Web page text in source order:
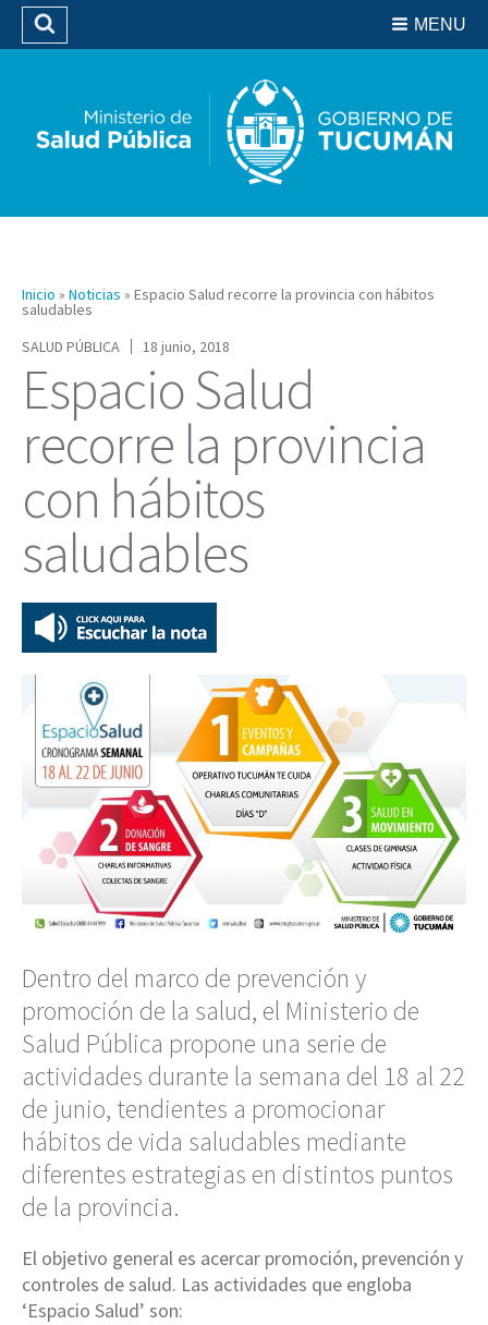
Biblioteca
MENU
Buscar
Inicio » Noticias » Espacio Salud recorre la provincia con hábitos
saludables
SALUD PÚBLICA
18 junio, 2018
Espacio Salud
recorre la provincia
con hábitos
saludables
Dentro del marco de prevención y
promoción de la salud, el Ministerio de
Salud Pública propone una serie de
actividades durante la semana del 18 al 22
de junio, tendientes a promocionar
hábitos de vida saludables mediante
diferentes estrategias en distintos puntos
de la provincia.
El objetivo general es acercar promoción, prevención y
controles de salud. Las actividades que engloba
‘Espacio Salud’ son: